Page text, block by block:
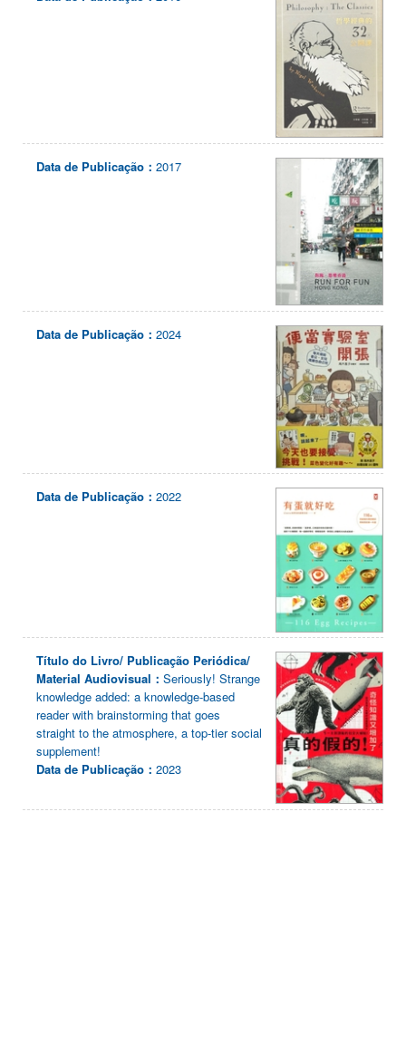
Data de Publicação： 2017
Data de Publicação： 2024
Data de Publicação： 2022
Título do Livro/ Publicação Periódica/
Material Audiovisual： Seriously! Strange
knowledge added: a knowledge-based
reader with brainstorming that goes
straight to the atmosphere, a top-tier social
supplement!
Data de Publicação： 2023